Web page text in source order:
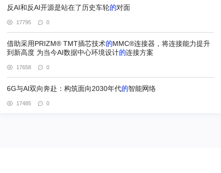
反AI和反AI开源是站在了历史车轮的对面
17795 0
借助采用PRIZM® TMT插芯技术的MMC®连接器，将连接能力提升
到新高度 为当今AI数据中心环境设计的连接方案
17658 0
6G与AI双向奔赴：构筑面向2030年代的智能网络
17485 0